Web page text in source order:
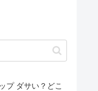
プ ダサい？どこ